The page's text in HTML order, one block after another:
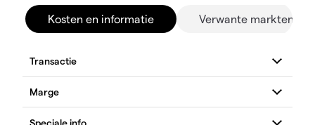
Kosten en informatie Verwante markten